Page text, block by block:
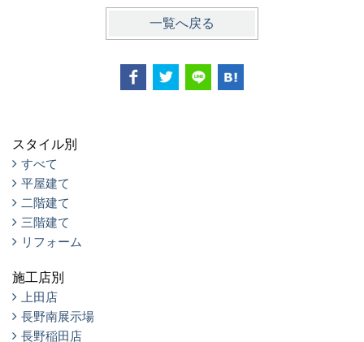
一覧へ戻る
スタイル別
すべて
平屋建て
二階建て
三階建て
リフォーム
施工店別
上田店
長野南展示場
長野稲田店